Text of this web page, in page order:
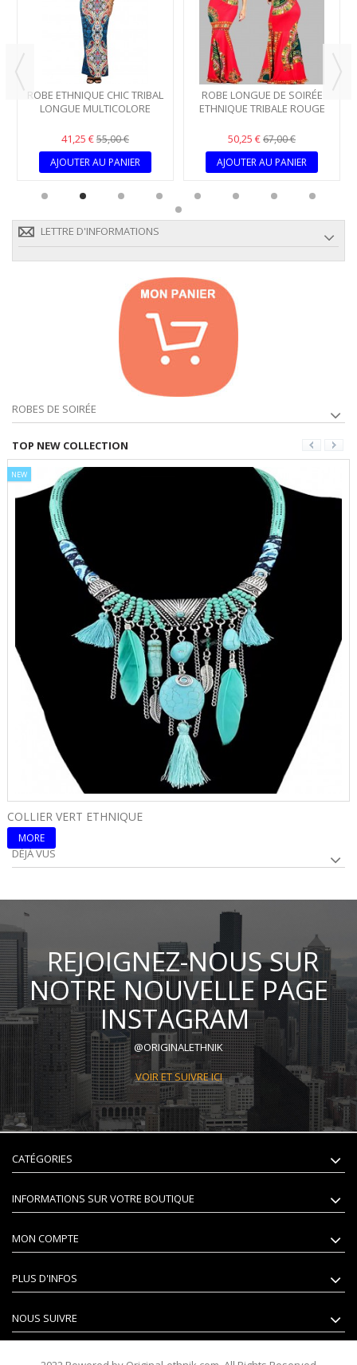
ROBE ETHNIQUE CHIC TRIBAL
LONGUE MULTICOLORE
41,25 €55,00 €
AJOUTER AU PANIER
ROBE LONGUE DE SOIRÉE
ETHNIQUE TRIBALE ROUGE
50,25 €67,00 €
AJOUTER AU PANIER
LETTRE D'INFORMATIONS
ROBES DE SOIRÉE
TOP NEW COLLECTION
NEW
COLLIER VERT ETHNIQUE
MORE
DÉJÀ VUS
REJOIGNEZ-NOUS SUR
NOTRE NOUVELLE PAGE
INSTAGRAM
@ORIGINALETHNIK
VOIR ET SUIVRE ICI
CATÉGORIES
INFORMATIONS SUR VOTRE BOUTIQUE
MON COMPTE
PLUS D'INFOS
NOUS SUIVRE